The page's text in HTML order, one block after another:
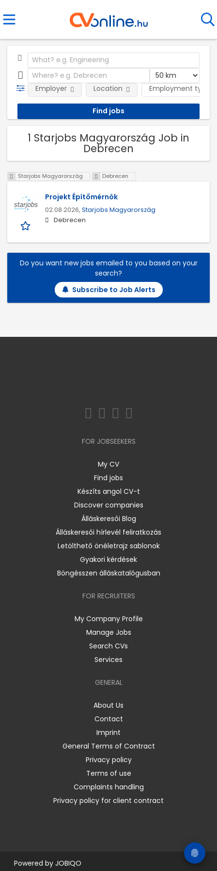
Employment type
Employer Location
1 Starjobs Magyarország Job in
Debrecen
Starjobs Magyarország Debrecen
Projekt Építőmérnök
02.08.2026, Starjobs Magyarország
Debrecen
Do you want new jobs emailed to you based on your
search?
Subscribe to Job Alerts
FOR JOBSEEKERS
My CV
Find jobs
Készíts angol CV-t
Discover companies
Álláskeresői Blog
Álláskeresői hírlevél feliratkozás
Letölthető önéletrajz sablonok
Gyakori kérdések
Böngésszen álláskatalógusban
FOR RECRUITERS
My Company Profile
Manage Jobs
Search CVs
Services
GENERAL
About Us
Contact
Imprint
General Terms of Contract
Privacy policy
Terms of use
Complaints handling
Privacy policy for client contract
Powered by JOBIQO